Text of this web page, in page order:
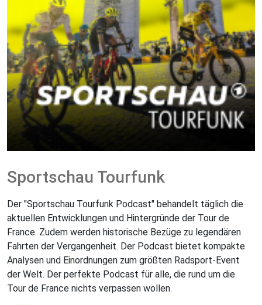
Sportschau Tourfunk
Der "Sportschau Tourfunk Podcast" behandelt täglich die
aktuellen Entwicklungen und Hintergründe der Tour de
France. Zudem werden historische Bezüge zu legendären
Fahrten der Vergangenheit. Der Podcast bietet kompakte
Analysen und Einordnungen zum größten Radsport-Event
der Welt. Der perfekte Podcast für alle, die rund um die
Tour de France nichts verpassen wollen.